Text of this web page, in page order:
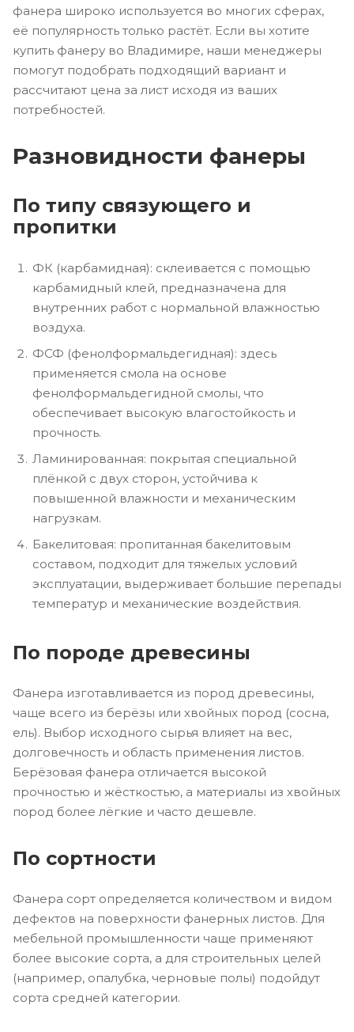
фанера широко используется во многих сферах,
её популярность только растёт. Если вы хотите
купить фанеру во Владимире, наши менеджеры
помогут подобрать подходящий вариант и
рассчитают цена за лист исходя из ваших
потребностей.
Разновидности фанеры
По типу связующего и
пропитки
ФК (карбамидная): склеивается с помощью
карбамидный клей, предназначена для
внутренних работ с нормальной влажностью
воздуха.
ФСФ (фенолформальдегидная): здесь
применяется смола на основе
фенолформальдегидной смолы, что
обеспечивает высокую влагостойкость и
прочность.
Ламинированная: покрытая специальной
плёнкой с двух сторон, устойчива к
повышенной влажности и механическим
нагрузкам.
Бакелитовая: пропитанная бакелитовым
составом, подходит для тяжелых условий
эксплуатации, выдерживает большие перепады
температур и механические воздействия.
По породе древесины
Фанера изготавливается из пород древесины,
чаще всего из берёзы или хвойных пород (сосна,
ель). Выбор исходного сырья влияет на вес,
долговечность и область применения листов.
Берёзовая фанера отличается высокой
прочностью и жёсткостью, а материалы из хвойных
пород более лёгкие и часто дешевле.
По сортности
Фанера сорт определяется количеством и видом
дефектов на поверхности фанерных листов. Для
мебельной промышленности чаще применяют
более высокие сорта, а для строительных целей
(например, опалубка, черновые полы) подойдут
сорта средней категории.